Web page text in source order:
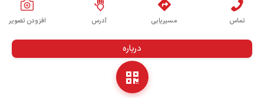
تماس مسیریابی آدرس افزودن تصویر
درباره